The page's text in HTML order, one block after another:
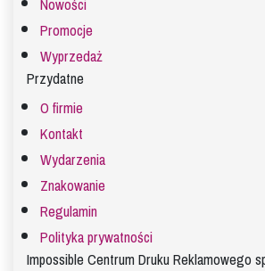
Promocje
Wyprzedaż
Przydatne
O firmie
Kontakt
Wydarzenia
Znakowanie
Regulamin
Polityka prywatności
Impossible Centrum Druku Reklamowego